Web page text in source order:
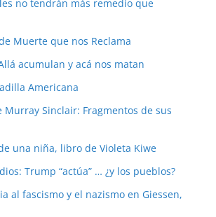
no tendrán más remedio que
Muerte que nos Reclama
acumulan y acá nos matan
Americana
Murray Sinclair: Fragmentos de sus
una niña, libro de Violeta Kiwe
Trump “actúa” … ¿y los pueblos?
al fascismo y el nazismo en Giessen,